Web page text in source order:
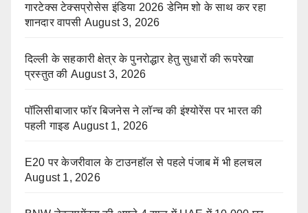
गारटेक्स टेक्सप्रोसेस इंडिया 2026 डेनिम शो के साथ कर रहा
शानदार वापसी August 3, 2026
दिल्ली के सहकारी क्षेत्र के पुनरोद्धार हेतु सुधारों की रूपरेखा
प्रस्तुत की August 3, 2026
पॉलिसीबाजार फॉर बिजनेस ने लॉन्च की इंश्योरेंस पर भारत की
पहली गाइड August 1, 2026
E20 पर केजरीवाल के टाउनहॉल से पहले पंजाब में भी हलचल
August 1, 2026